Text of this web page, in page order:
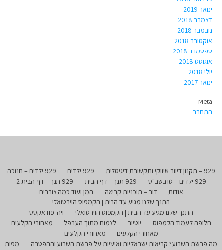
ינואר 2019
דצמבר 2018
נובמבר 2018
אוקטובר 2018
ספטמבר 2018
אוגוסט 2018
יולי 2018
ינואר 2017
Meta
התחבר
929 – תקנון דיוור שיווקי ותקשורת דיגיטלית 929 ילדים
929 ילדים – חנוכה
929 ילדים – טו בשב"ט
929 תנך – דף הבית
929 תנך – דף הבית 2
אודות
דור – תוכניות קריאה
המן ועוד כמה צוררים
התנך שלנו מגיע עד הבית | הקמפוס הוירטואלי
התנך שלנו מגיע עד הבית | הקמפוס הוירטואלי
ויהי פודאקסט
חלופה לעמוד הקמפוס
יוטיוב לצמוח מתוך הערפל
מאחורי הקלעים
מאחורי הקלעים
מאחורי הקלעים
מה פרשת השבוע? קריאות ישראליות ואישיות על פרשת השבוע וההפטרה
מפות